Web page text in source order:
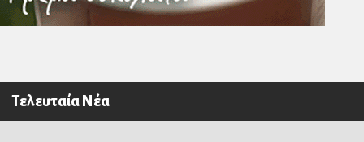
Τελευταία Νέα